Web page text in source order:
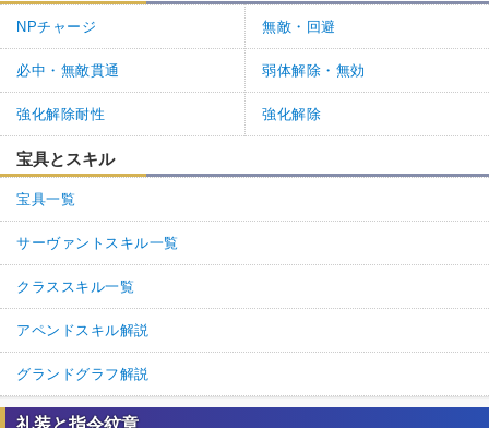
NPチャージ 無敵・回避
必中・無敵貫通 弱体解除・無効
強化解除耐性 強化解除
宝具とスキル
宝具一覧
サーヴァントスキル一覧
クラススキル一覧
アペンドスキル解説
グランドグラフ解説
礼装と指令紋章